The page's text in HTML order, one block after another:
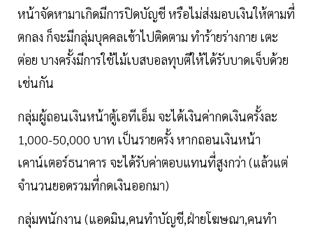
หน้าจัดหามาเกิดมีการปิดบัญชี หรือไม่ส่งมอบเงินให้ตามที่
ตกลง ก็จะมีกลุ่มบุคคลเข้าไปติดตาม ทำร้ายร่างกาย เตะ
ต่อย บางครั้งมีการใช้ไม้เบสบอลทุบตีให้ได้รับบาดเจ็บด้วย
เช่นกัน
กลุ่มผู้ถอนเงินหน้าตู้เอทีเอ็ม จะได้เงินค่ากดเงินครั้งละ
1,000-50,000 บาท เป็นรายครั้ง หากถอนเงินหน้า
เคาน์เตอร์ธนาคาร จะได้รับค่าตอบแทนที่สูงกว่า (แล้วแต่
จำนวนยอดรวมที่กดเงินออกมา)
กลุ่มพนักงาน (แอดมิน,คนทำบัญชี,ฝ่ายโฆษณา,คนทำ